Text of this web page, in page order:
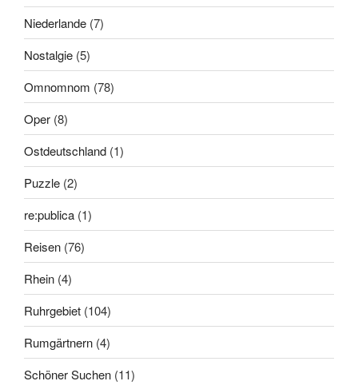
Niederlande (7)
Nostalgie (5)
Omnomnom (78)
Oper (8)
Ostdeutschland (1)
Puzzle (2)
re:publica (1)
Reisen (76)
Rhein (4)
Ruhrgebiet (104)
Rumgärtnern (4)
Schöner Suchen (11)